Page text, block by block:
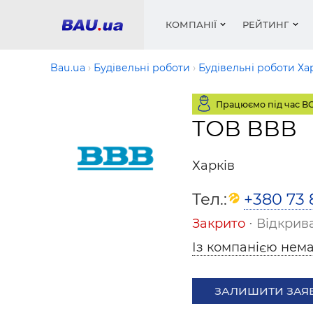
КОМПАНІЇ
Вікна
РЕЙТИНГ
Труби,
Сипучі
Вікна
Фарби,
Bau.ua Будівельні роботи Будівельні роботи
Працюємо під час
ТОВ ВВВ
Харків
Тел.: +380 73
Закрито ⋅
Із компанією
ЗАЛИШИТИ